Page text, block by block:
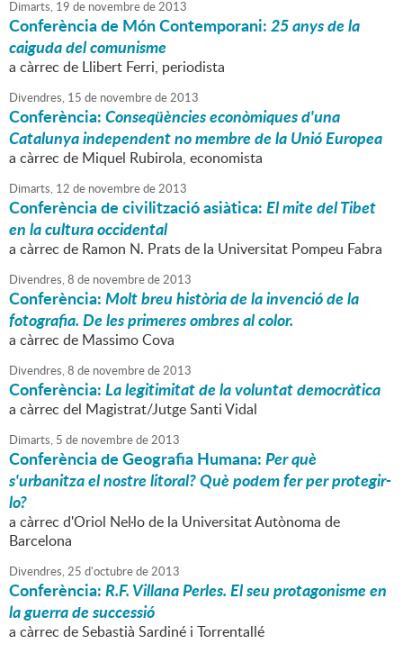
Dimarts, 19 de novembrede2013
Conferència de Món Contemporani:25 anys de la
caiguda del comunisme
a càrrec de Llibert Ferri, periodista
Divendres, 15 de novembrede2013
Conferència:Conseqüències econòmiques d'una
Catalunya independent no membre de la Unió Europea
a càrrec de Miquel Rubirola, economista
Dimarts, 12 de novembrede2013
Conferència de civilització asiàtica:El mite del Tibet
en la cultura occidental
a càrrec de Ramon N. Prats de la Universitat Pompeu Fabra
Divendres,8 de novembrede2013
Conferència:Molt breu història de la invenció de la
fotografia. De les primeres ombres al color.
a càrrec de Massimo Cova
Divendres,8 de novembrede2013
Conferència:La legitimitat de la voluntat democràtica
a càrrec del Magistrat/Jutge Santi Vidal
Dimarts, 5 de novembrede2013
Conferència de Geografia Humana:Per què
s'urbanitza el nostre litoral? Què podem fer per protegir-
lo?
a càrrec d'Oriol Nel·lo de la Universitat Autònoma de
Barcelona
Divendres,25 d'octubrede2013
Conferència:R.F. Villana Perles. El seu protagonisme en
la guerra de successió
a càrrec de Sebastià Sardiné i Torrentallé